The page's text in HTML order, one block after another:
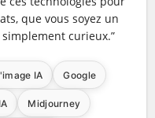
que vous soyez un
curieux.”
IA Google
Midjourney